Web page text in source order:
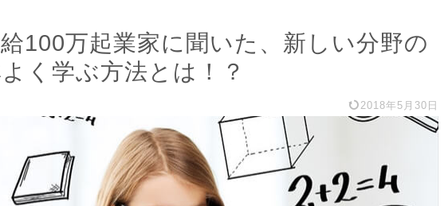
100万起業家に聞いた、新しい分野の
く学ぶ方法とは！？
2018年5月30日